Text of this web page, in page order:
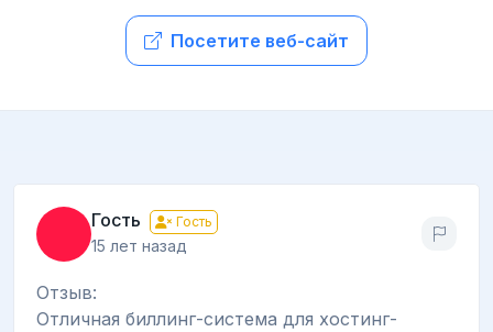
Посетите веб-сайт
Гость Гость
15 лет назад
Отзыв:
Отличная биллинг-система для хостинг-